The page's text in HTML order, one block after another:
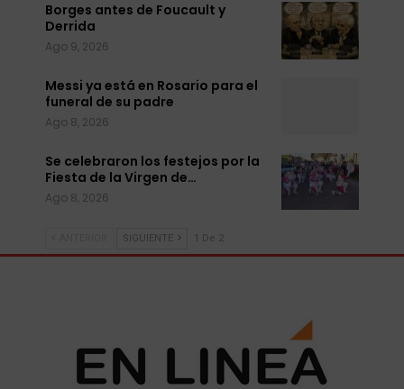
Borges antes de Foucault y
Derrida
Ago 9, 2026
Messi ya está en Rosario para el
funeral de su padre
Ago 8, 2026
Se celebraron los festejos por la
Fiesta de la Virgen de…
Ago 8, 2026
SIGUIENTE 1 De 2